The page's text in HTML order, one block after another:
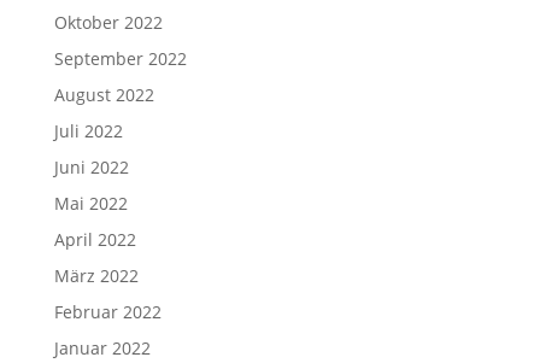
Oktober 2022
September 2022
August 2022
Juli 2022
Juni 2022
Mai 2022
April 2022
März 2022
Februar 2022
Januar 2022